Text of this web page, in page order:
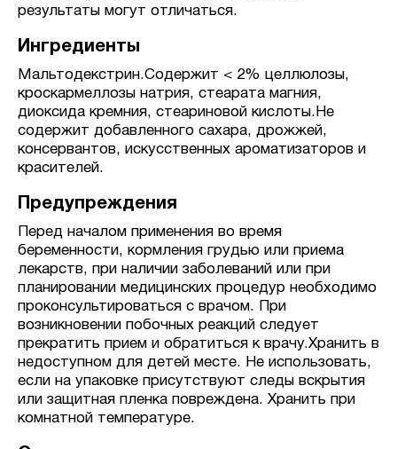
результаты могут отличаться.
Ингредиенты
Мальтодекстрин.Содержит < 2% целлюлозы,
кроскармеллозы натрия, стеарата магния,
диоксида кремния, стеариновой кислоты.Не
содержит добавленного сахара, дрожжей,
консервантов, искусственных ароматизаторов и
красителей.
Предупреждения
Перед началом применения во время
беременности, кормления грудью или приема
лекарств, при наличии заболеваний или при
планировании медицинских процедур необходимо
проконсультироваться с врачом. При
возникновении побочных реакций следует
прекратить прием и обратиться к врачу.Хранить в
недоступном для детей месте. Не использовать,
если на упаковке присутствуют следы вскрытия
или защитная пленка повреждена. Хранить при
комнатной температуре.